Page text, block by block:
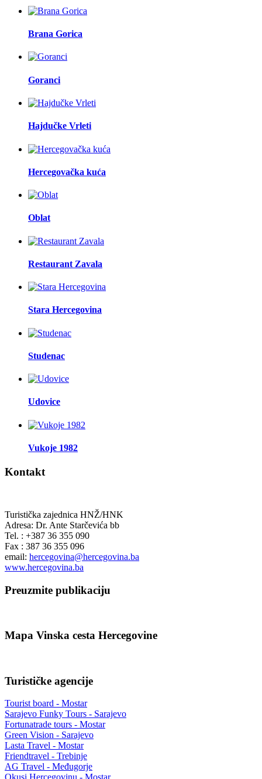
Brana Gorica
Goranci
Hajdučke Vrleti
Hercegovačka kuća
Oblat
Restaurant Zavala
Stara Hercegovina
Studenac
Udovice
Vukoje 1982
Kontakt
Turistička zajednica HNŽ/HNK
Adresa: Dr. Ante Starčevića bb
Tel. : +387 36 355 090
Fax : 387 36 355 096
email: hercegovina@hercegovina.ba
www.hercegovina.ba
Preuzmite publikaciju
Mapa Vinska cesta Hercegovine
Turističke agencije
Tourist board - Mostar
Sarajevo Funky Tours - Sarajevo
Fortunatrade tours - Mostar
Green Vision - Sarajevo
Lasta Travel - Mostar
Friendtravel - Trebinje
AG Travel - Međugorje